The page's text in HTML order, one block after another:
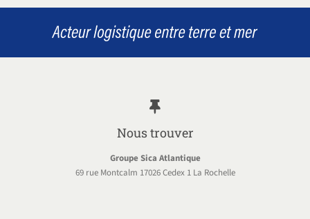
Nous trouver
Groupe Sica Atlantique
69 rue Montcalm 17026 Cedex 1 La Rochelle